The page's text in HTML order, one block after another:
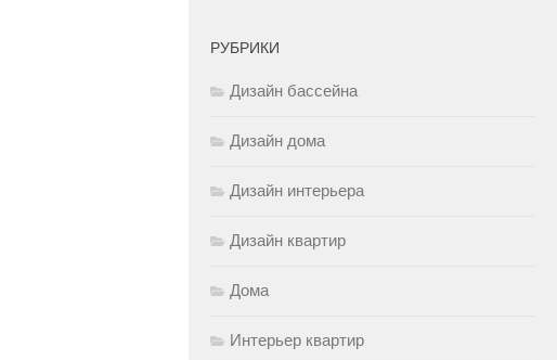
РУБРИКИ
Дизайн бассейна
Дизайн дома
Дизайн интерьера
Дизайн квартир
Дома
Интерьер квартир